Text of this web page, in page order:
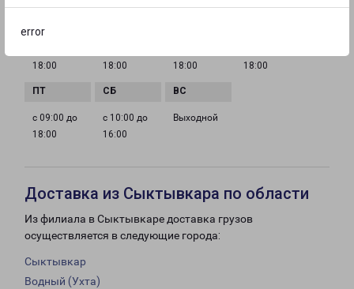
error
18:00
18:00
18:00
18:00
с 09:00 до
18:00
с 10:00 до
16:00
Выходной
Доставка из Сыктывкара по области
Из филиала в Сыктывкаре доставка грузов
осуществляется в следующие города:
Сыктывкар
Водный (Ухта)